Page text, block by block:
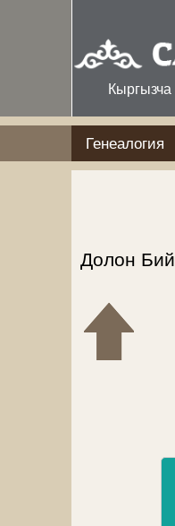
Кыргызча
Генеалогия
Долон Бий